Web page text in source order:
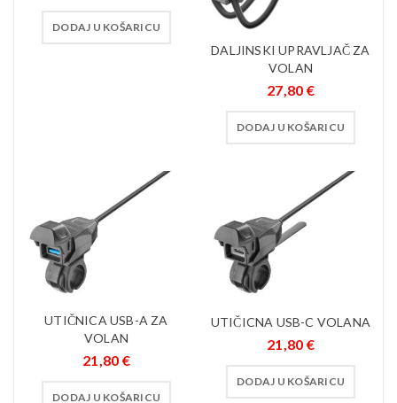
DODAJ U KOŠARICU
DALJINSKI UPRAVLJAČ ZA
VOLAN
27,80 €
DODAJ U KOŠARICU
UTIČNICA USB-A ZA
VOLAN
21,80 €
DODAJ U KOŠARICU
UTIČICNA USB-C VOLANA
21,80 €
DODAJ U KOŠARICU